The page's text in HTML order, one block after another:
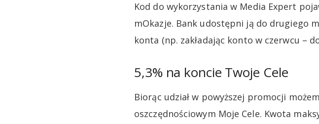
Kod do wykorzystania w Media Expert
mOkazje. Bank udostępni ją do drugiego
konta (np. zakładając konto w czerwcu –
5,3% na koncie Twoje Cele
Biorąc udział w powyższej promocji
oszczędnościowym Moje Cele. Kwota